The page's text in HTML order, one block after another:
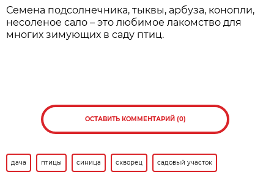
Семена подсолнечника, тыквы, арбуза, конопли,
несоленое сало – это любимое лакомство для
многих зимующих в саду птиц.
ОСТАВИТЬ КОММЕНТАРИЙ (0)
дача птицы синица скворец садовый участок